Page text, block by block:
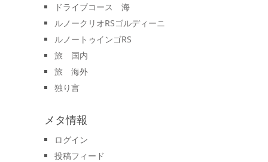
ドライブコース 海
ルノークリオRSゴルディーニ
ルノートゥインゴRS
旅 国内
旅 海外
独り言
メタ情報
ログイン
投稿フィード